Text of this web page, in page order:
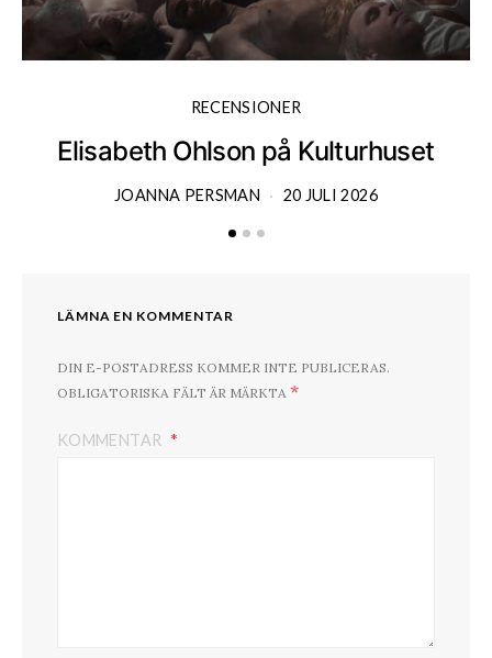
RECENSIONER
Elisabeth Ohlson på Kulturhuset
JOANNA PERSMAN 20 JULI 2026
LÄMNA EN KOMMENTAR
DIN E-POSTADRESS KOMMER INTE PUBLICERAS.
OBLIGATORISKA FÄLT ÄR MÄRKTA *
KOMMENTAR